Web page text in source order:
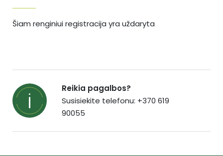
Šiam renginiui registracija yra uždaryta
Reikia pagalbos?
Susisiekite telefonu: +370 619
90055